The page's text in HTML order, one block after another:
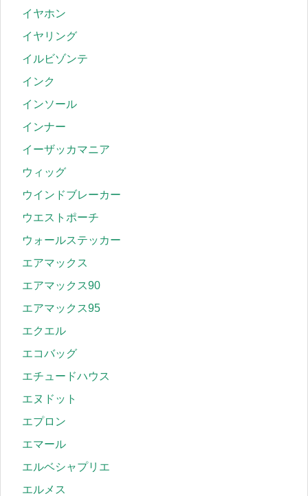
イヤホン
イヤリング
イルビゾンテ
インク
インソール
インナー
イーザッカマニア
ウィッグ
ウインドブレーカー
ウエストポーチ
ウォールステッカー
エアマックス
エアマックス90
エアマックス95
エクエル
エコバッグ
エチュードハウス
エヌドット
エプロン
エマール
エルベシャプリエ
エルメス